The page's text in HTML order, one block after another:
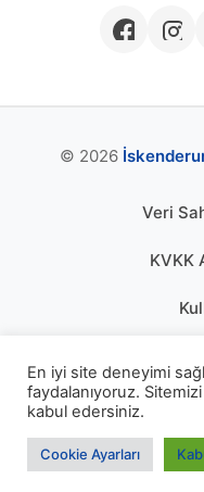
© 2026
Veri
KVKK
En iyi site deneyimi
faydalanıyoruz.
kabul edersiniz.
Cookie Ayarları